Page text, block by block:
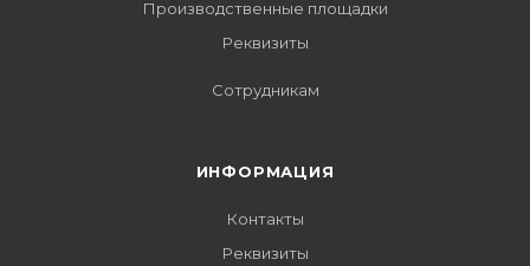
Производственные площадки
Реквизиты
Сотрудникам
ИНФОРМАЦИЯ
Контакты
Реквизиты